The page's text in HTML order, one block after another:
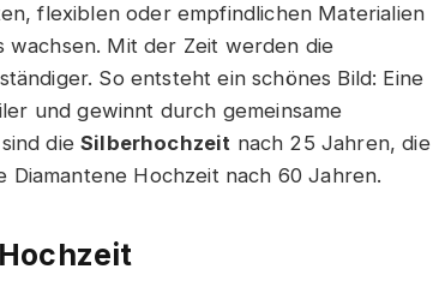
flexiblen oder empfindlichen Materialien
wachsen. Mit der Zeit werden die
So entsteht ein schönes Bild: Eine
und gewinnt durch gemeinsame
dieSilberhochzeit nach 25 Jahren, die
Diamantene Hochzeit nach 60 Jahren.